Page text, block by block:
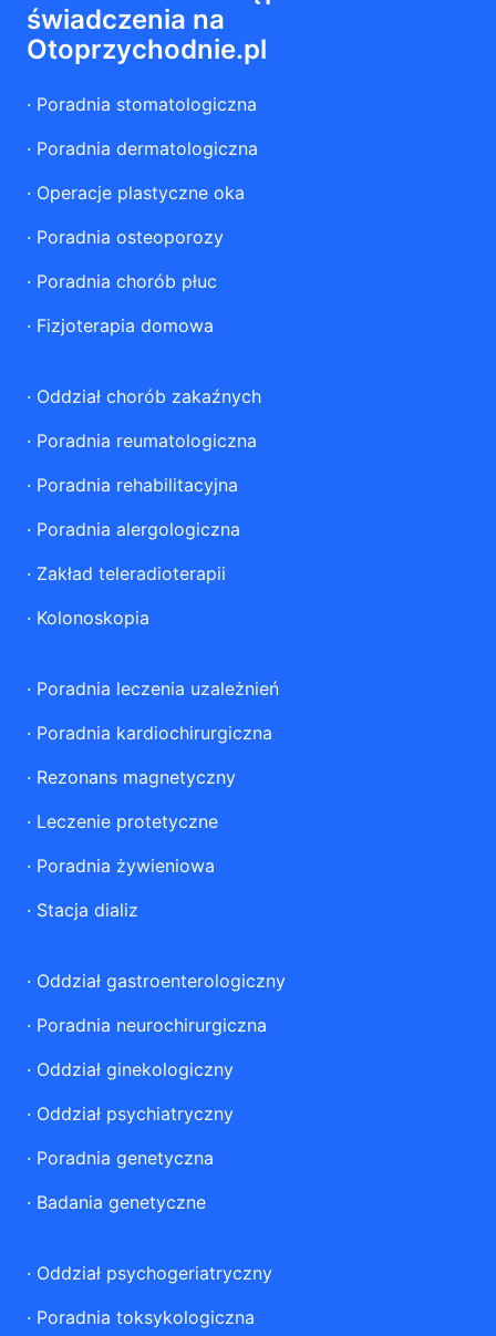
świadczenia na
Otoprzychodnie.pl
· Poradnia stomatologiczna
· Poradnia dermatologiczna
· Operacje plastyczne oka
· Poradnia osteoporozy
· Poradnia chorób płuc
· Fizjoterapia domowa
· Oddział chorób zakaźnych
· Poradnia reumatologiczna
· Poradnia rehabilitacyjna
· Poradnia alergologiczna
· Zakład teleradioterapii
· Kolonoskopia
· Poradnia leczenia uzależnień
· Poradnia kardiochirurgiczna
· Rezonans magnetyczny
· Leczenie protetyczne
· Poradnia żywieniowa
· Stacja dializ
· Oddział gastroenterologiczny
· Poradnia neurochirurgiczna
· Oddział ginekologiczny
· Oddział psychiatryczny
· Poradnia genetyczna
· Badania genetyczne
· Oddział psychogeriatryczny
· Poradnia toksykologiczna